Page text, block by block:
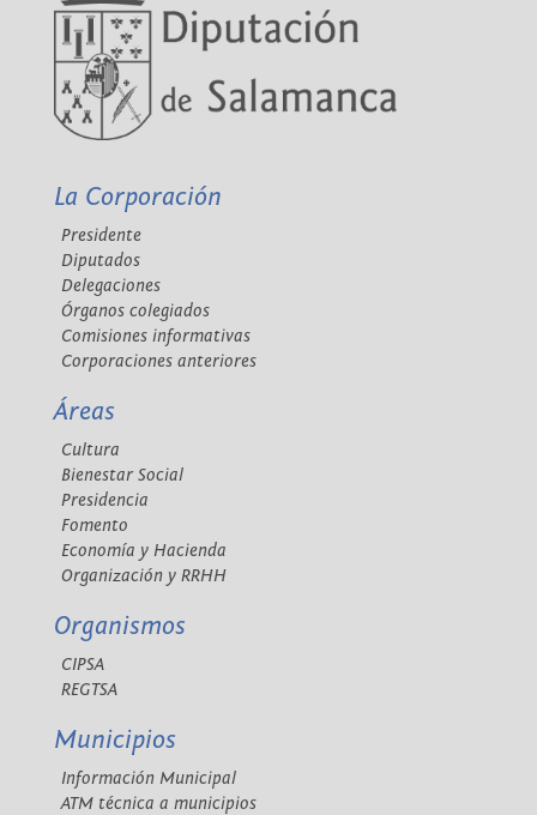
La Corporación
Presidente
Diputados
Delegaciones
Órganos colegiados
Comisiones informativas
Corporaciones anteriores
Áreas
Cultura
Bienestar Social
Presidencia
Fomento
Economía y Hacienda
Organización y RRHH
Organismos
CIPSA
REGTSA
Municipios
Información Municipal
ATM técnica a municipios